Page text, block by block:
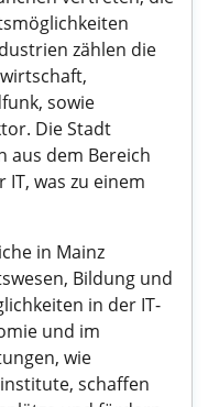
zählen die
sowie
Die Stadt
aus dem Bereich
was zu einem
in Mainz
Bildung und
in der IT-
und im
wie
schaffen